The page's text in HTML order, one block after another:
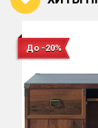
До -20%